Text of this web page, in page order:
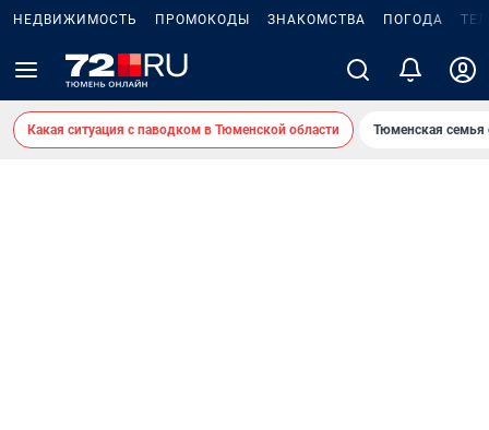
НЕДВИЖИМОСТЬ ПРОМОКОДЫ ЗНАКОМСТВА ПОГОДА
Какая ситуация с паводком в Тюменской области Тюменская семья